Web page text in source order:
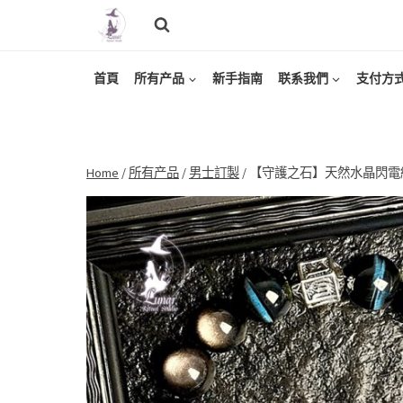
首頁 所有产品 新手指南 联系我們 支付方
Home / 所有产品 / 男士訂製 / 【守護之石】天然水晶閃